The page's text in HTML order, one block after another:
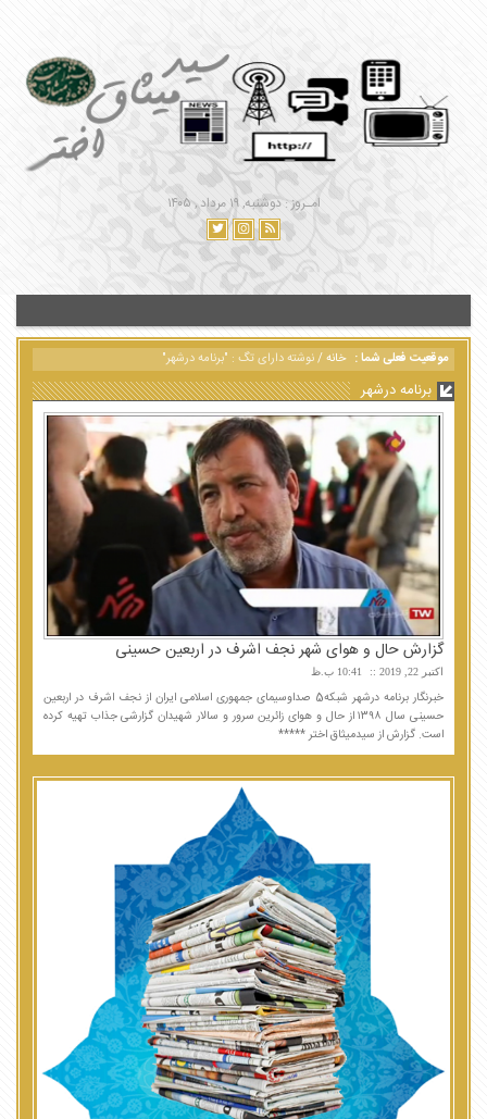
امـروز : دوشنبه, ۱۹ مرداد , ۱۴۰۵
موقعیت فعلی شما : خانه/نوشته دارای تگ : "برنامه درشهر"
برنامه درشهر
گزارش حال و هوای شهر نجف اشرف در اربعین حسینی
اکتبر 22, 2019 10:41 ب.ظ
خبرنگار برنامه درشهر شبکه5 صداوسیمای جمهوری اسلامی ایران از نجف اشرف در اربعین
حسینی سال ۱۳۹۸ از حال و هوای زائرین سرور و سالار شهیدان گزارشی جذاب تهیه کرده
است. گزارش از سیدمیثاق اختر *****